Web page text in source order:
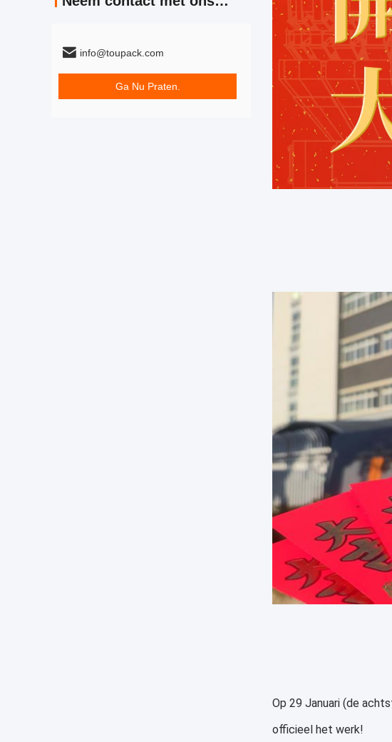
info@toupack.com
Ga Nu Praten.
Op 29 Januari (de
officieel het werk!